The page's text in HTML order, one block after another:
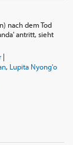
nach dem Tod
antritt, sieht
|
, Lupita Nyong'o